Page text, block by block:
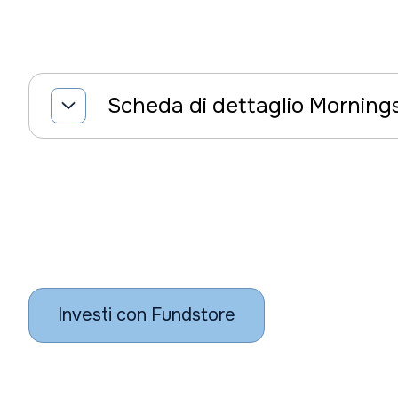
Scheda di dettaglio
Investi con Fundstore